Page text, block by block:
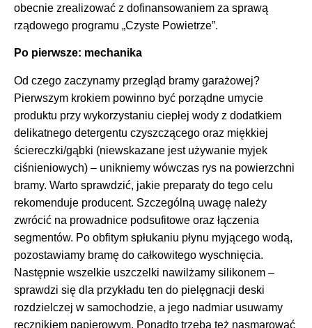
obecnie zrealizować z dofinansowaniem za sprawą
rządowego programu „Czyste Powietrze”.
Po pierwsze: mechanika
Od czego zaczynamy przegląd bramy garażowej?
Pierwszym krokiem powinno być porządne umycie
produktu przy wykorzystaniu ciepłej wody z dodatkiem
delikatnego detergentu czyszczącego oraz miękkiej
ściereczki/gąbki (niewskazane jest używanie myjek
ciśnieniowych) – unikniemy wówczas rys na powierzchni
bramy. Warto sprawdzić, jakie preparaty do tego celu
rekomenduje producent. Szczególną uwagę należy
zwrócić na prowadnice podsufitowe oraz łączenia
segmentów. Po obfitym spłukaniu płynu myjącego wodą,
pozostawiamy bramę do całkowitego wyschnięcia.
Następnie wszelkie uszczelki nawilżamy silikonem –
sprawdzi się dla przykładu ten do pielęgnacji deski
rozdzielczej w samochodzie, a jego nadmiar usuwamy
ręcznikiem papierowym. Ponadto trzeba też nasmarować